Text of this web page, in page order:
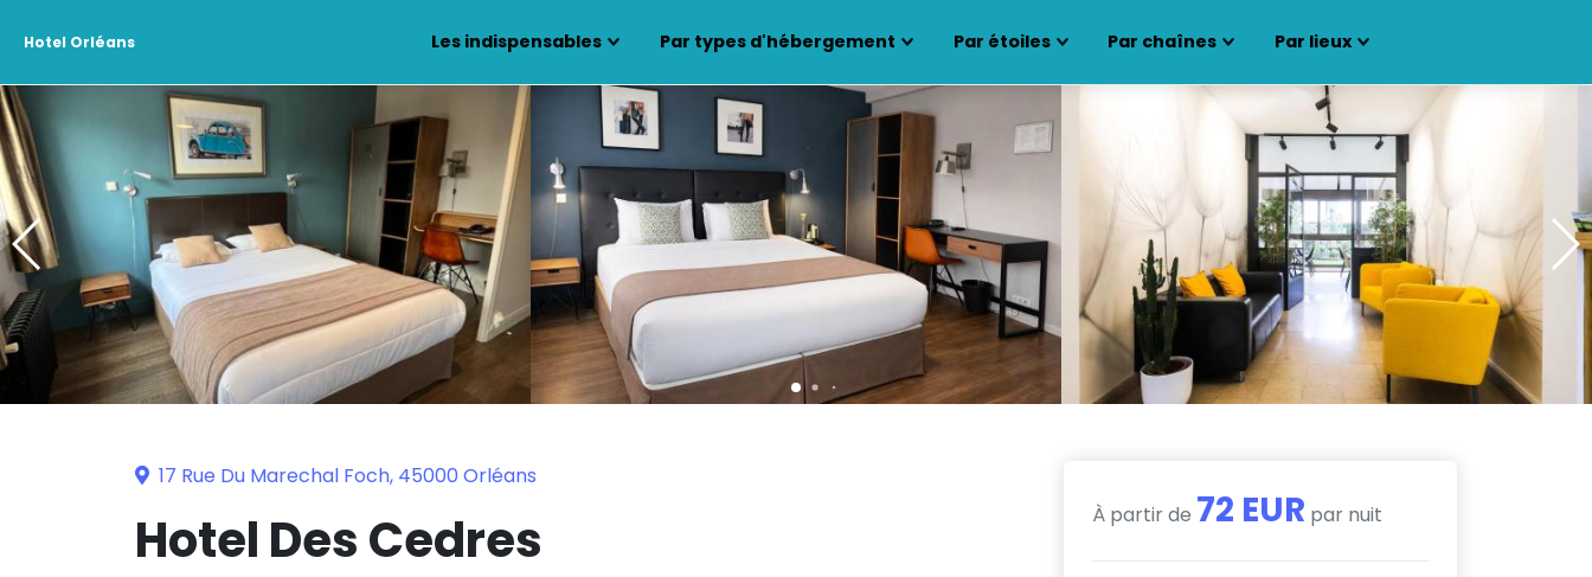
Hotel Orléans Les indispensables Par types d'hébergement Par étoiles Par chaînes Par lieux
17 Rue Du Marechal Foch, 45000 Orléans
Hotel Des Cedres À partir de 72 EUR par nuit